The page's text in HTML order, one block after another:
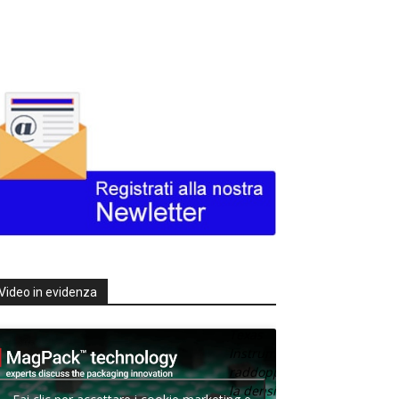
in evidenza
Texas
raddoppia
la densità